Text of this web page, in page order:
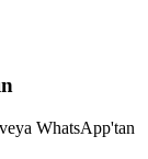
veya WhatsApp'tan